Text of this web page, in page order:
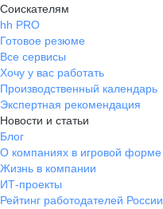
Соискателям
hh PRO
Готовое резюме
Все сервисы
Хочу у вас работать
Производственный календарь
Экспертная рекомендация
Новости и статьи
Блог
О компаниях в игровой форме
Жизнь в компании
ИТ-проекты
Рейтинг работодателей России